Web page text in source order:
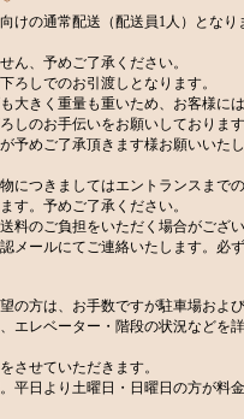
けの通常配送（配送員1人）となり
ん、予めご了承ください。
ろしでのお引渡しとなります。
大きく重量も重いため、お客様に
しのお手伝いをお願いしておりま
予めご了承頂きます様お願いいた
につきましてはエントランスまで
す。予めご了承ください。
料のご負担をいただく場合がござ
メールにてご連絡いたします。必
の方は、お手数ですが駐車場およ
エレベーター・階段の状況などを
させていただきます。
平日より土曜日・日曜日の方が料